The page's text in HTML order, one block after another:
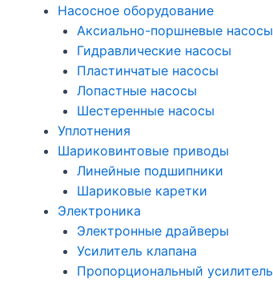
Насосное оборудование
Аксиально-поршневые насосы
Гидравлические насосы
Пластинчатые насосы
Лопастные насосы
Шестеренные насосы
Уплотнения
Шариковинтовые приводы
Линейные подшипники
Шариковые каретки
Электроника
Электронные драйверы
Усилитель клапана
Пропорциональный усилитель